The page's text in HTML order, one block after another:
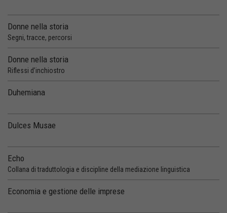
Donne nella storia
Segni, tracce, percorsi
Donne nella storia
Riflessi d’inchiostro
Duhemiana
Dulces Musae
Echo
Collana di traduttologia e discipline della mediazione linguistica
Economia e gestione delle imprese